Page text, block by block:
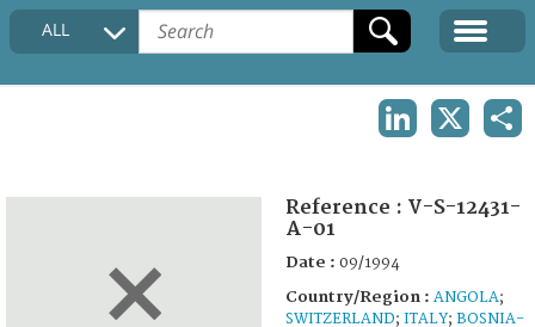
COLLECTIONS DESCRIPTION
ALL
Reference : V-S-12431-
A-01
Date : 09/1994
Country/Region : ANGOLA;
SWITZERLAND; ITALY; BOSNIA-